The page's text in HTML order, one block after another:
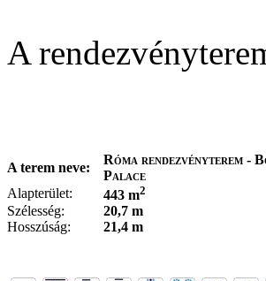
A
A terem neve:
Róma rendezvényterem -
Palace
Alapterület:
443 m2
Szélesség:
20,7 m
Hosszúság:
21,4 m